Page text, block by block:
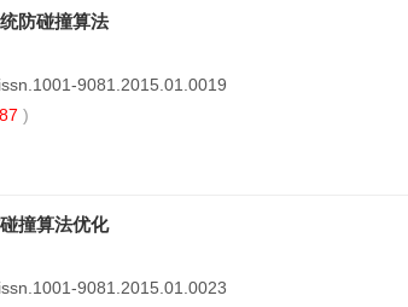
防碰撞算法
9081.2015.01.0019
)
撞算法优化
9081.2015.01.0023